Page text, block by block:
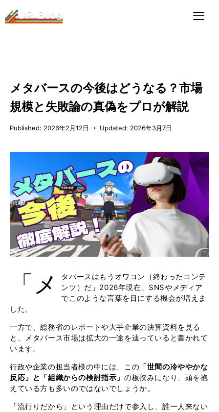
メタバースの今後はどうなる？市場
規模と失敗論の真偽をプロが解説
Published: 2026年2月12日 Updated: 2026年3月7日
「メ
タバースはもうオワコン（終わったコンテ
ンツ）だ」2026年現在、SNSやメディア
でこのような言葉を目にする機会が増えま
した。
一方で、総務省のレポートや大手企業の決算資料を見る
と、メタバース市場は拡大の一途を辿っていると書かれて
います。
行政や企業の担当者様の中には、この 「世間の冷ややかな
反応」と「組織からの検討指示」 の板挟みになり、頭を抱
えている方も多いのではないでしょうか。
「流行りだから」という理由だけで参入し、誰一人来ない